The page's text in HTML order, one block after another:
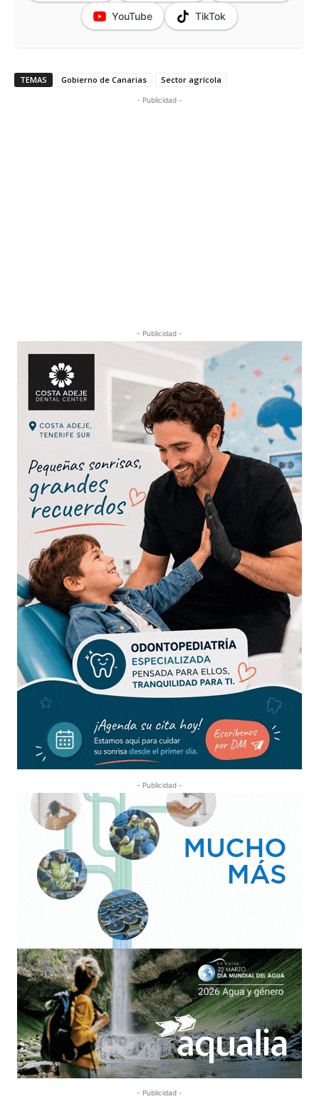
YouTube TikTok
TEMAS Gobierno de Canarias Sector agrícola
- Publicidad -
- Publicidad -
- Publicidad -
- Publicidad -